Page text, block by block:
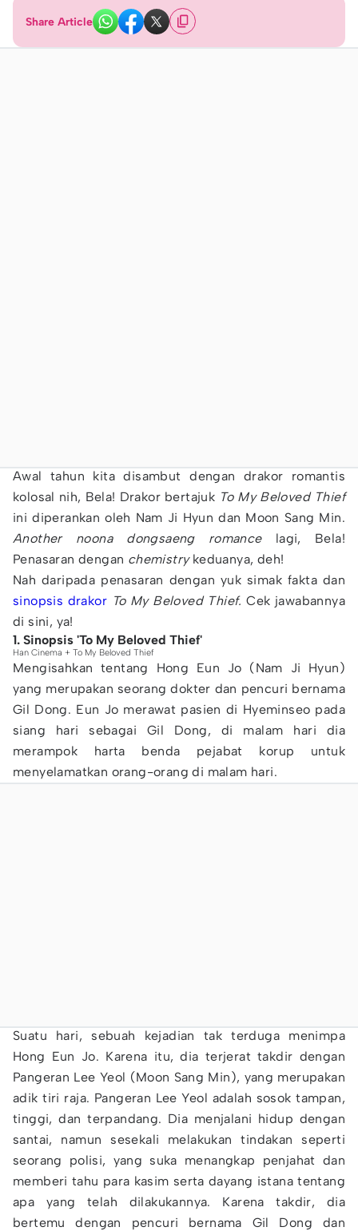
Share Article
Awal tahun kita disambut dengan drakor romantis
kolosal nih, Bela! Drakor bertajuk To My Beloved Thief
ini diperankan oleh Nam Ji Hyun dan Moon Sang Min.
Another noona dongsaeng romancelagi, Bela!
Penasaran dengan chemistrykeduanya, deh!
Nah daripada penasaran dengan yuk simak fakta dan
sinopsis drakor To My Beloved Thief. Cek jawabannya
di sini, ya!
1. Sinopsis 'To My Beloved Thief'
Han Cinema + To My Beloved Thief
Mengisahkan tentang Hong Eun Jo (Nam Ji Hyun)
yang merupakan seorang dokter dan pencuri bernama
Gil Dong. Eun Jo merawat pasien di Hyeminseo pada
siang hari sebagai Gil Dong, di malam hari dia
merampok harta benda pejabat korup untuk
menyelamatkan orang-orang di malam hari.
Suatu hari, sebuah kejadian tak terduga menimpa
Hong Eun Jo. Karena itu, dia terjerat takdir dengan
Pangeran Lee Yeol (Moon Sang Min), yang merupakan
adik tiri raja. Pangeran Lee Yeol adalah sosok tampan,
tinggi, dan terpandang. Dia menjalani hidup dengan
santai, namun sesekali melakukan tindakan seperti
seorang polisi, yang suka menangkap penjahat dan
memberi tahu para kasim serta dayang istana tentang
apa yang telah dilakukannya. Karena takdir, dia
bertemu dengan pencuri bernama Gil Dong dan